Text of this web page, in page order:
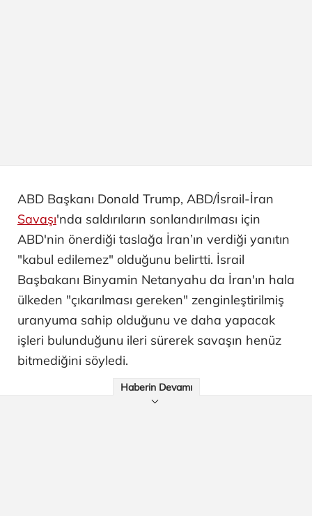
ABD Başkanı Donald Trump, ABD/İsrail-İran
Savaşı'nda saldırıların sonlandırılması için
ABD'nin önerdiği taslağa İran’ın verdiği yanıtın
"kabul edilemez" olduğunu belirtti. İsrail
Başbakanı Binyamin Netanyahu da İran'ın hala
ülkeden "çıkarılması gereken" zenginleştirilmiş
uranyuma sahip olduğunu ve daha yapacak
işleri bulunduğunu ileri sürerek savaşın henüz
bitmediğini söyledi.
Haberin Devamı